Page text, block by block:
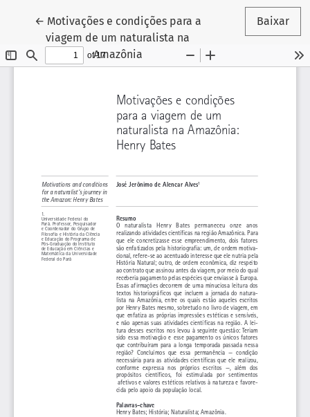
← Voltar aos Detalhes do Artigo
Motivações e condições para a
viagem de um naturalista na
Amazônia
Baixar